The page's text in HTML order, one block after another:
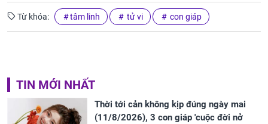
Từ khóa: tâm linh tử vi con giáp
TIN MỚI NHẤT
Thời tới cản không kịp đúng ngày mai
(11/8/2026), 3 con giáp 'cuộc đời nở